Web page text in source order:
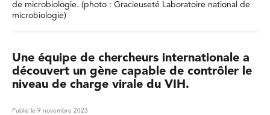
de microbiologie. (photo : Gracieuseté Laboratoire national de
microbiologie)
Une équipe de chercheurs internationale a
découvert un gène capable de contrôler le
niveau de charge virale du VIH.
Publié le 9 novembre 2023